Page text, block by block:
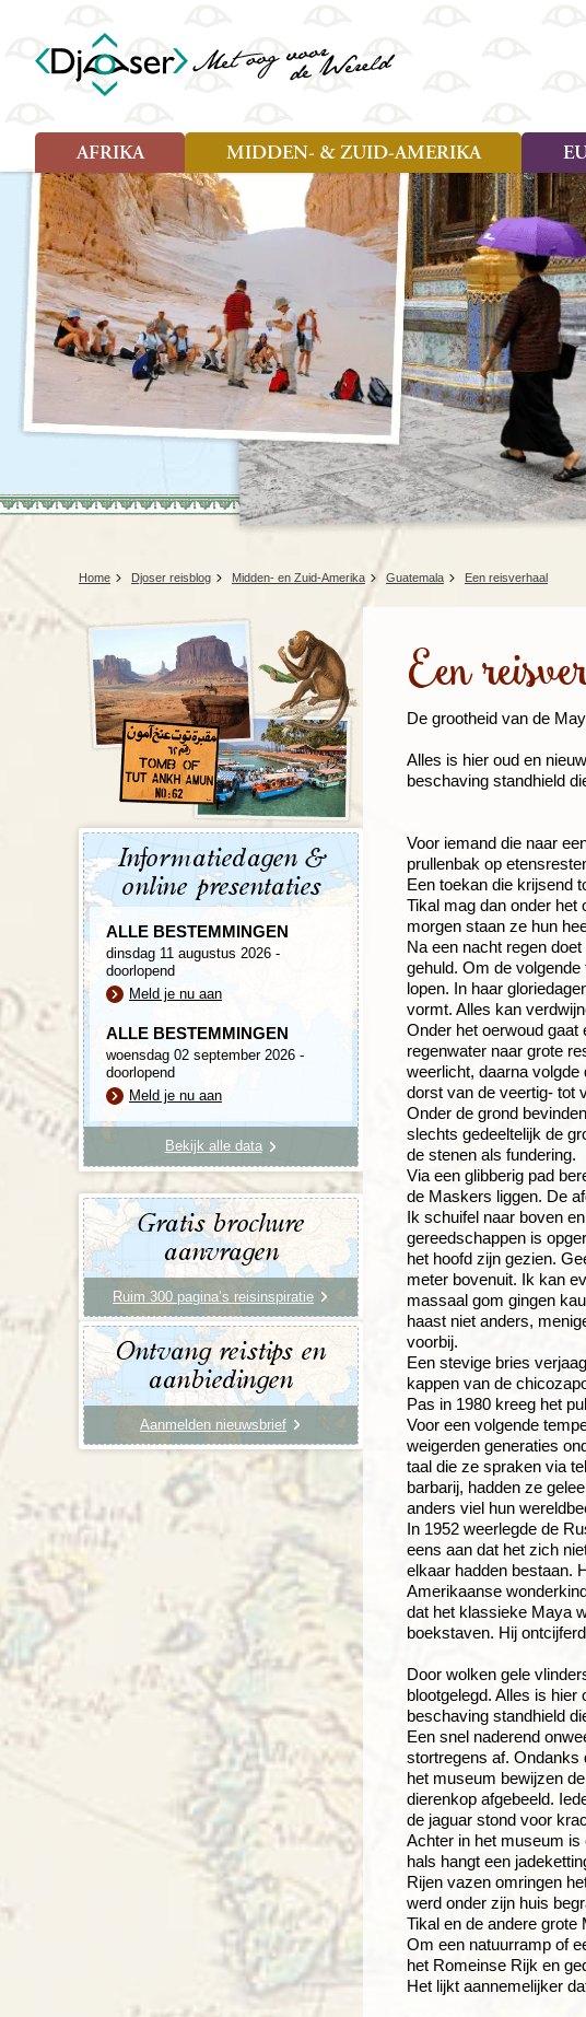
AFRIKA
Soort reizen
Rondreis (26)
Familiereis (10)
Fietsreis (2)
Wandelreis (1)
Cultuur (3)
Natuur (6)
Nieuwe reizen
Voodoo in Benin en Togo, 16
Landen
Angola
Ghana
Kaapverdië
Kenia
Madagaskar
Malawi
Mauritius
Mozambique
Namibië
Oeganda
Sao Tomé en
Swaziland
Tanzania
Togo
Zambia
Zanzibar
Zimbabwe
Zuid-Afrika
MIDDEN- & ZUID-AMERIKA
Soort reizen
Rondreis (25)
Familiereis (11)
Fietsreis (1)
Cultuur (9)
Natuur (13)
Landen
Amazone
Argentinië
Belize
Bolivia
Brazilië
Chili
Colombia
Costa Rica
Cuba
Ecuador
El Salvador
Soort
Home Djoser reisblog Midden- en Zuid-Amerika Guatemala Een reisverhaal
Een
De grootheid van de
Alles is hier oud en
beschaving standhield
Voor iemand die naar
prullenbak op
Een toekan die krijsend
Tikal mag dan onder het
morgen staan ze hun
Na een nacht regen
gehuld. Om de
lopen. In haar
vormt. Alles kan
Onder het oerwoud
regenwater naar grote
weerlicht, daarna
dorst van de veertig- tot
Onder de grond
slechts gedeeltelijk de
de stenen als fundering.
Via een glibberig pad
de Maskers liggen. De
Ik schuifel naar boven
gereedschappen is
het hoofd zijn gezien.
meter bovenuit. Ik kan
massaal gom gingen
haast niet anders,
voorbij.
Een stevige bries
kappen van de
Pas in 1980 kreeg het
Voor een volgende
weigerden generaties
taal die ze spraken via
barbarij, hadden ze
anders viel hun
In 1952 weerlegde de
eens aan dat het zich
elkaar hadden bestaan.
Amerikaanse
dat het klassieke Maya
boekstaven. Hij
Door wolken gele
blootgelegd. Alles is
beschaving standhield
Een snel naderend
stortregens af. Ondanks
het museum bewijzen
dierenkop afgebeeld.
de jaguar stond voor
Achter in het museum is
hals hangt een
Rijen vazen omringen
werd onder zijn huis
Tikal en de andere
Om een natuurramp of
het Romeinse Rijk en
Het lijkt aannemelijker
Informatiedagen &
online presentaties
ALLE BESTEMMINGEN
dinsdag 11 augustus 2026 -
doorlopend
Meld je nu aan
ALLE BESTEMMINGEN
woensdag 02 september 2026 -
doorlopend
Meld je nu aan
Bekijk alle data
Gratis brochure
aanvragen
Ruim 300 pagina’s reisinspiratie
Ontvang reistips en
aanbiedingen
Aanmelden nieuwsbrief